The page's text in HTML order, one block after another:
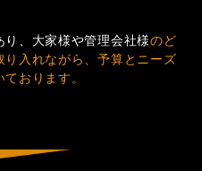
、大家様や管理会社様のど
入れながら、予算とニーズ
おります。